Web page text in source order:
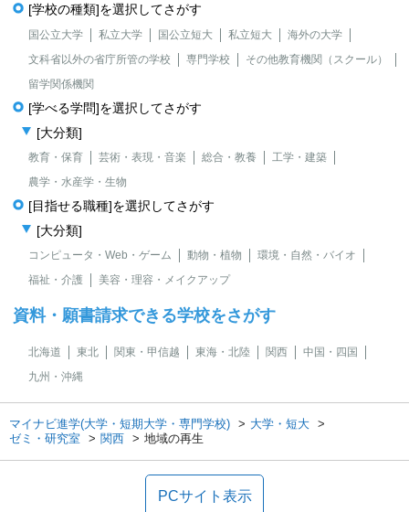
[学校の種類]を選択してさがす
国公立大学 私立大学 国公立短大 私立短大
海外の大学
文科省以外の省庁所管の学校
専門学校
その他教育機関（スクール）
留学関係機関
[学べる学問]を選択してさがす
[大分類]
教育・保育 芸術・表現・音楽 総合・教養
工学・建築
農学・水産学・生物
[目指せる職種]を選択してさがす
[大分類]
コンピュータ・Web・ゲーム 動物・植物
環境・自然・バイオ
福祉・介護
美容・理容・メイクアップ
資料・願書請求できる学校をさがす
北海道 東北 関東・甲信越 東海・北陸 関西
中国・四国
九州・沖縄
マイナビ進学(大学・短期大学・専門学校)
大学・短大
ゼミ・研究室
関西 地域の再生
PCサイト表示